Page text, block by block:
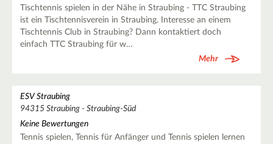
Tischtennis spielen in der Nähe in Straubing - TTC Straubing
ist ein Tischtennisverein in Straubing. Interesse an einem
Tischtennis Club in Straubing? Dann kontaktiert doch
einfach TTC Straubing für w…
Mehr
ESV Straubing
94315 Straubing - Straubing-Süd
Keine Bewertungen
Tennis spielen, Tennis für Anfänger und Tennis spielen lernen